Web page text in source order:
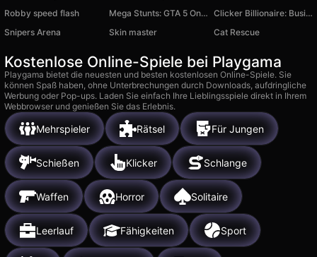
Robby speed flash
Mega Stunts: GTA 5 Online
Clicker Billionaire: Business Tycoon
Snipers Arena
Skin master Cat Rescue
Kostenlose Online-Spiele bei Playgama
Playgama bietet die neuesten und besten kostenlosen Online-Spiele. Sie
können Spaß haben, ohne Unterbrechungen durch Downloads, aufdringliche
Werbung oder Pop-ups. Laden Sie einfach Ihre Lieblingsspiele direkt in Ihrem
Webbrowser und genießen Sie das Erlebnis.
Mehrspieler Rätsel Für Jungen
Schießen Klicker Schlange
Waffen Horror Solitaire
Leerlauf Fähigkeiten Sport